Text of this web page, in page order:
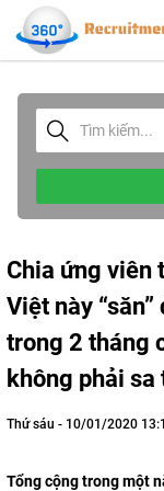
Chia ứng viên
Việt này
trong 2 tháng
không phải
Thứ sáu - 10/01/2020
Tổng cộng trong một